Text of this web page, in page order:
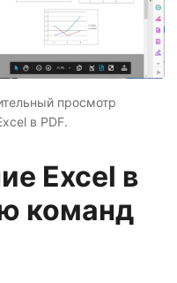
просмотр
в PDF.
Excel в
команд